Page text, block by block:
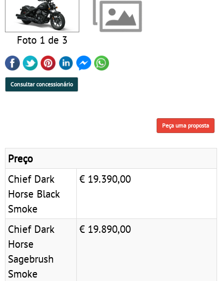
Foto 1 de 3
Consultar concessionário
Peça uma proposta
Preço
Chief Dark
Horse Black
Smoke
€ 19.390,00
Chief Dark
Horse
Sagebrush
Smoke
€ 19.890,00